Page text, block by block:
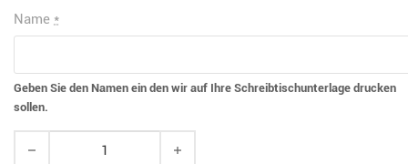
Name *
Geben Sie den Namen ein den wir auf Ihre Schreibtischunterlage drucken
sollen.